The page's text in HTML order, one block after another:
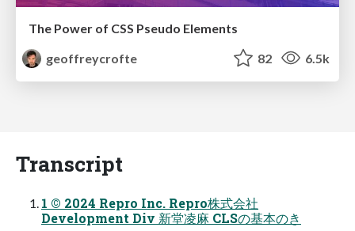
The Power of CSS Pseudo Elements
geoffreycrofte
82 6.5k
Transcript
1 © 2024 Repro Inc. Repro株式会社
Development Div 新堂凌⿇ CLSの基本のき